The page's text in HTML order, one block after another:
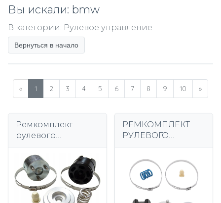
Вы искали: bmw
В категории: Рулевое управление
Вернуться в начало
« 1 2 3 4 5 6 7 8 9 10 »
Ремкомплект
рулевого
из 7 предметов для
BMW
РЕМКОМПЛЕКТ
РУЛЕВОГО
F20 F30 X1 X3 X4